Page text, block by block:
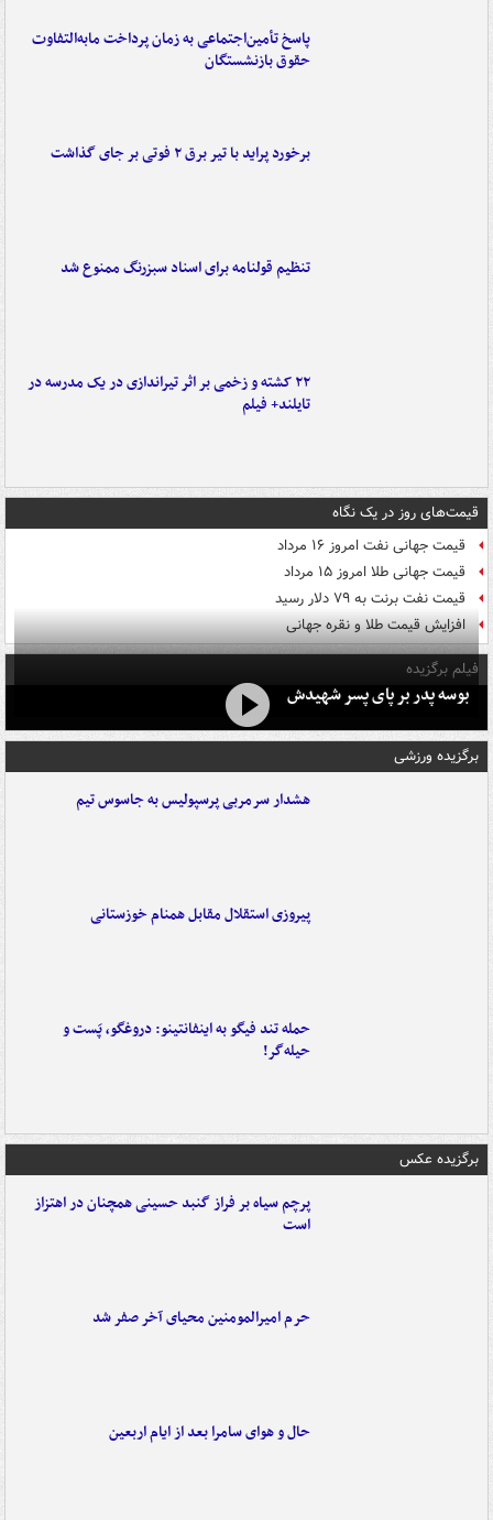
پاسخ تأمین‌اجتماعی به زمان پرداخت مابه‌التفاوت
حقوق بازنشستگان
برخورد پراید با تیر برق ۲ فوتی بر جای گذاشت
تنظیم قولنامه برای اسناد سبزرنگ ممنوع شد
۲۲ کشته و زخمی بر اثر تیراندازی در یک مدرسه در
تایلند+ فیلم
قیمت‌های روز در یک نگاه
قیمت جهانی نفت امروز ۱۶ مرداد
قیمت جهانی طلا امروز ۱۵ مرداد
قیمت نفت برنت به ۷۹ دلار رسید
افزایش قیمت طلا و نقره جهانی
فیلم برگزیده
بوسه‌ پدر بر پای پسر شهیدش
برگزیده ورزشی
هشدار سرمربی پرسپولیس به جاسوس تیم
پیروزی استقلال مقابل همنام خوزستانی
حمله تند فیگو به اینفانتینو: دروغگو، پَست‌ و
حیله‌گر!
برگزیده عکس
پرچم سیاه بر فراز گنبد حسینی همچنان در اهتزاز
است
حرم امیرالمومنین محیای آخر صفر شد
حال و هوای سامرا بعد از ایام اربعین